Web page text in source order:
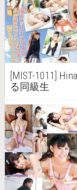
[MIST-1011]
る同級生